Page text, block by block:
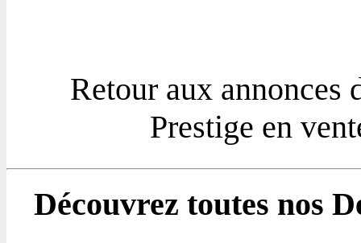
Retour aux annonces
Prestige en
Découvrez toutes nos